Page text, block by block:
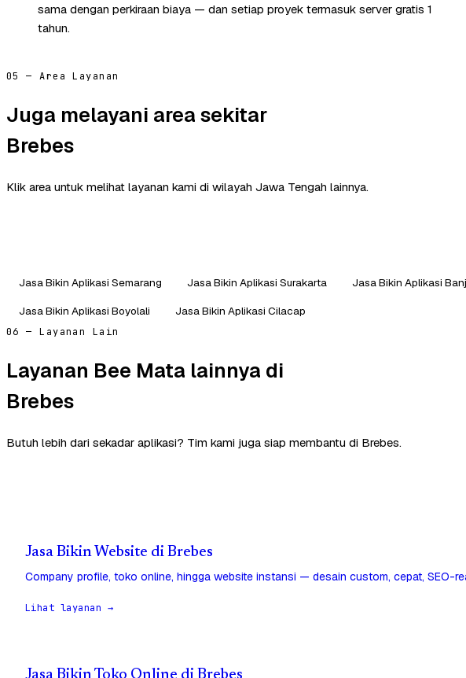
sama dengan perkiraan biaya — dan setiap proyek termasuk server gratis 1
tahun.
05 — Area Layanan
Juga melayani area sekitar
Brebes
Klik area untuk melihat layanan kami di wilayah Jawa Tengah lainnya.
Jasa Bikin Aplikasi Semarang Jasa Bikin Aplikasi Surakarta Jasa Bikin Aplikasi
Jasa Bikin Aplikasi Boyolali
Jasa Bikin Aplikasi Cilacap
06 — Layanan Lain
Layanan Bee Mata lainnya di
Brebes
Butuh lebih dari sekadar aplikasi? Tim kami juga siap membantu di Brebes.
Jasa Bikin Website di Brebes
Company profile, toko online, hingga website instansi — desain custom, cepat, SEO-
Lihat layanan →